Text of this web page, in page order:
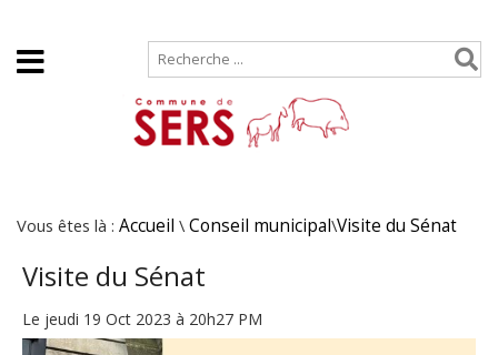
Vous êtes là : Accueil \ Conseil municipal\Visite du Sénat
Visite du Sénat
Le jeudi 19 Oct 2023 à 20h27 PM